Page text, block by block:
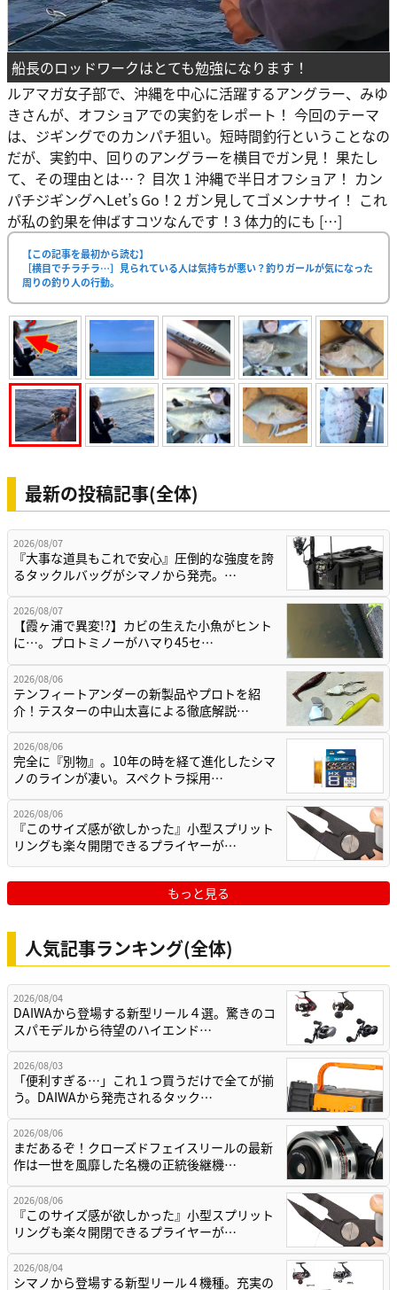
船長のロッドワークはとても勉強になります！
ルアマガ女子部で、沖縄を中心に活躍するアングラー、みゆ
きさんが、オフショアでの実釣をレポート！ 今回のテーマ
は、ジギングでのカンパチ狙い。短時間釣行ということなの
だが、実釣中、回りのアングラーを横目でガン見！ 果たし
て、その理由とは…？ 目次 1 沖縄で半日オフショア！ カン
パチジギングへLet’s Go！2 ガン見してゴメンナサイ！ これ
が私の釣果を伸ばすコツなんです！3 体力的にも […]
【この記事を最初から読む】
［横目でチラチラ…］見られている人は気持ちが悪い？釣りガールが気になった
周りの釣り人の行動。
最新の投稿記事(全体)
2026/08/07
『大事な道具もこれで安心』圧倒的な強度を誇
るタックルバッグがシマノから発売。…
2026/08/07
【霞ヶ浦で異変!?】カビの生えた小魚がヒント
に…。プロトミノーがハマり45セ…
2026/08/06
テンフィートアンダーの新製品やプロトを紹
介！テスターの中山太喜による徹底解説…
2026/08/06
完全に『別物』。10年の時を経て進化したシマ
ノのラインが凄い。スペクトラ採用…
2026/08/06
『このサイズ感が欲しかった』小型スプリット
リングも楽々開閉できるプライヤーが…
もっと見る
人気記事ランキング(全体)
2026/08/04
DAIWAから登場する新型リール４選。驚きのコ
スパモデルから待望のハイエンド…
2026/08/03
「便利すぎる…」これ１つ買うだけで全てが揃
う。DAIWAから発売されるタック…
2026/08/06
まだあるぞ！クローズドフェイスリールの最新
作は一世を風靡した名機の正統後継機…
2026/08/06
『このサイズ感が欲しかった』小型スプリット
リングも楽々開閉できるプライヤーが…
2026/08/04
シマノから登場する新型リール４機種。充実の